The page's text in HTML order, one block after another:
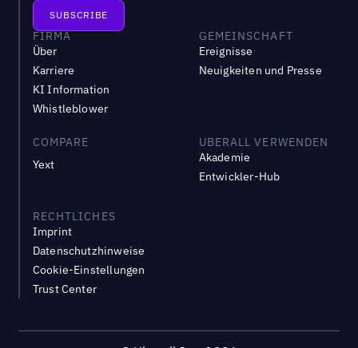
FIRMA
Über
Karriere
KI Information
Whistleblower
GEMEINSCHAFT
Ereignisse
Neuigkeiten und Presse
COMPARE
Yext
UBERALL VERWENDEN
Akademie
Entwickler-Hub
RECHTLICHES
Imprint
Datenschutzhinweise
Cookie-Einstellungen
Trust Center